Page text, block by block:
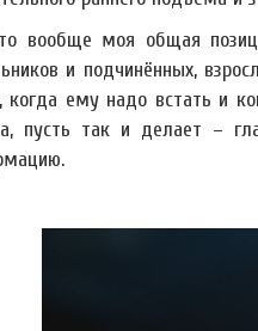
вообще моя общая
и подчинённых,
когда ему надо встать и
пусть так и делает –